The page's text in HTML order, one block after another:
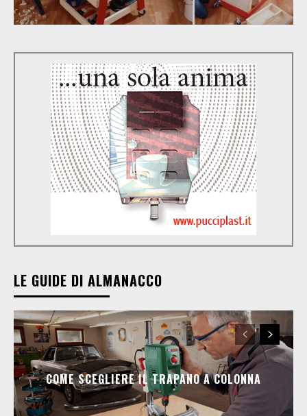
LE GUIDE DI ALMANACCO
COME SCEGLIERE IL TRAPANO A COLONNA